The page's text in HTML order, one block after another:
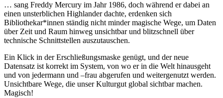
… sang Freddy Mercury im Jahr 1986, doch während er dabei an
einen unsterblichen Highlander dachte, erdenken sich
Bibliothekar*innen ständig nicht minder magische Wege, um Daten
über Zeit und Raum hinweg unsichtbar und blitzschnell über
technische Schnittstellen auszutauschen.
Ein Klick in der Erschließungsmaske genügt, und der neue
Datensatz ist korrekt im System, von wo er in die Welt hinausgeht
und von jedermann und –frau abgerufen und weitergenutzt werden.
Unsichtbare Wege, die unser Kulturgut global sichtbar machen.
Magisch!